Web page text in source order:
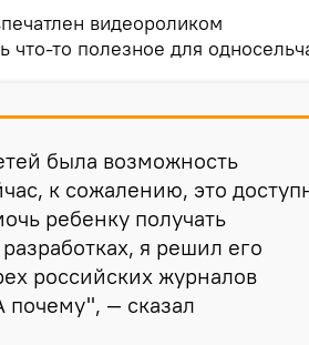
видеороликом
то полезное для
была возможность
к сожалению, это
ребенку получать
я решил его
российских журналов
— сказал